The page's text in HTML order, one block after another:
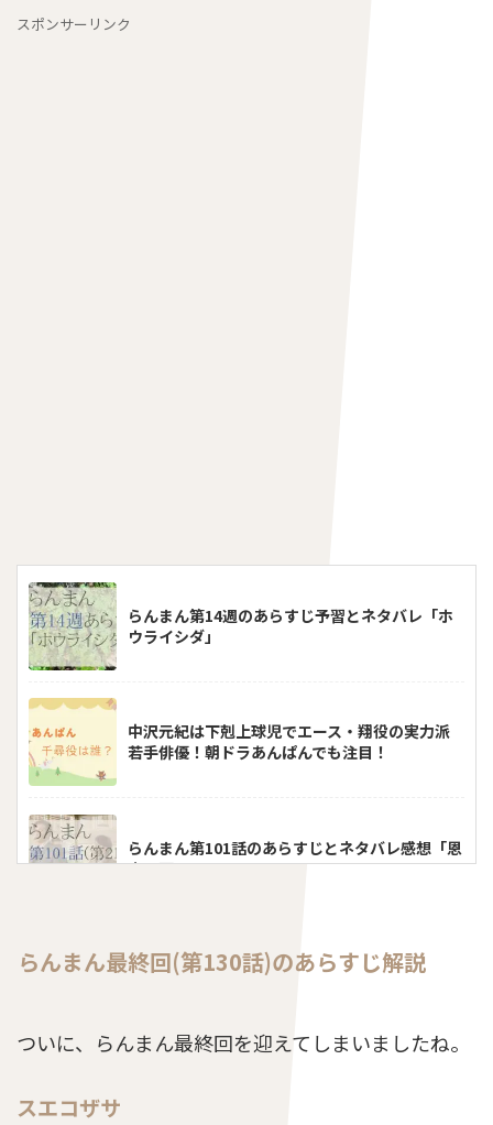
スポンサーリンク
らんまん第14週のあらすじ予習とネタバレ「ホ
ウライシダ」
中沢元紀は下剋上球児でエース・翔役の実力派
若手俳優！朝ドラあんぱんでも注目！
らんまん第101話のあらすじとネタバレ感想「恩
人の死」
らんまん第62話のあらすじとネタバレ感想「峰
らんまん最終回(第130話)のあらすじ解説
ついに、らんまん最終回を迎えてしまいましたね。
スエコザサ